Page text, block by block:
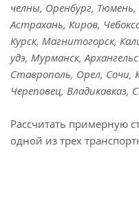
челны, Оренбург, Тюмень,
Астрахань, Киров,
Курск, Магнитогорск,
удэ, Мурманск,
Ставрополь, Орел, Сочи,
Череповец, Владикавказ,
Рассчитать примерную
одной из трех